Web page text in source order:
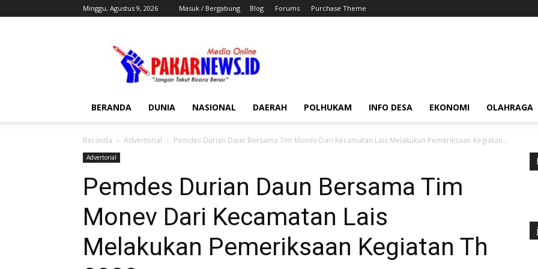
Minggu, Agustus 9, 2026 Masuk / Bergabung Blog Forums Purchase Theme
BERANDA DUNIA NASIONAL DAERAH POLHUKAM INFO DESA EKONOMI OLAHRAGA
Beranda Advertorial Pemdes Durian Daun Bersama Tim Monev Dari Kecamatan Lais Melakukan Pemeriksaan Kegiatan...
Advertorial
Pemdes Durian Daun Bersama Tim
Monev Dari Kecamatan Lais
Melakukan Pemeriksaan Kegiatan Th